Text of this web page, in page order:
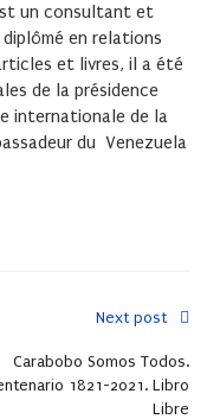
un consultant et
en relations
et livres, il a été
de la présidence
internationale de la
du Venezuela
Next post
Carabobo Somos Todos.
1821-2021. Libro
Libre